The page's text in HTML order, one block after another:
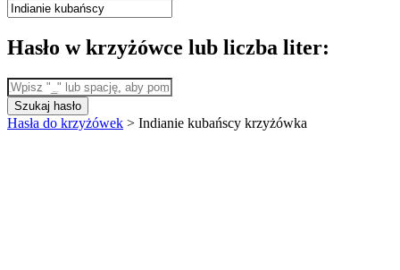
Hasło w krzyżówce lub liczba liter:
Szukaj hasło
Hasła do krzyżówek > Indianie kubańscy krzyżówka